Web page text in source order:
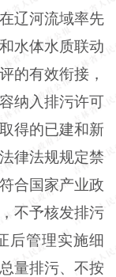
辽河流域率先
水体水质联动
的有效衔接，
纳入排污许可
得的已建和新
律法规规定禁
合国家产业政
不予核发排污
后管理实施细
量排污、不按